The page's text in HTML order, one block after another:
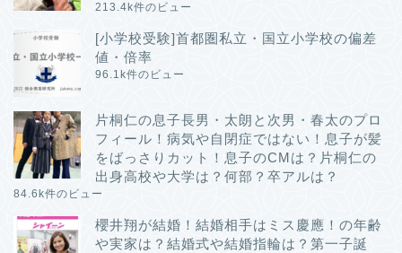
213.4k件のビュー
[小学校受験]首都圏私立・国立小学校の偏差
値・倍率
96.1k件のビュー
片桐仁の息子長男・太朗と次男・春太のプロ
フィール！病気や自閉症ではない！息子が髪
をばっさりカット！息子のCMは？片桐仁の
出身高校や大学は？何部？卒アルは？
84.6k件のビュー
櫻井翔が結婚！結婚相手はミス慶應！の年齢
や実家は？結婚式や結婚指輪は？第一子誕